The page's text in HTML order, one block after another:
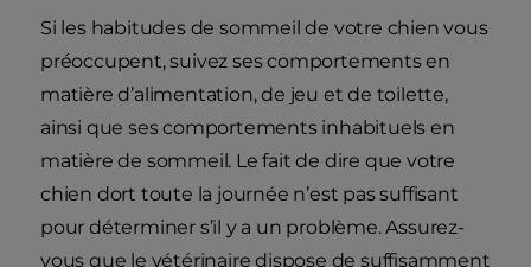
Si les habitudes de sommeil de votre chien vous
préoccupent, suivez ses comportements en
matière d’alimentation, de jeu et de toilette,
ainsi que ses comportements inhabituels en
matière de sommeil. Le fait de dire que votre
chien dort toute la journée n’est pas suffisant
pour déterminer s’il y a un problème. Assurez-
vous que le vétérinaire dispose de suffisamment